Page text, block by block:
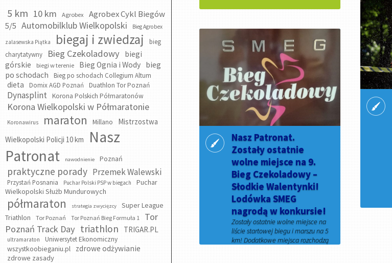
5 km 10 km Agrobex
Agrobex Cykl Biegów
5/5 Automobilklub Wielkopolski Bieg Agrobex
zalasewska Piątka biegaj i zwiedzaj
bieg
charytatywny
Bieg Czekoladowy
biegi
górskie
biegi w terenie Bieg Ognia i Wody bieg
po schodach
Bieg po schodach Collegium Altum
dieta Domix AGD Poznań Duathlon Tor Poznań
Dynasplint Korona Polskich Półmaratonów
Korona Wielkopolski w Półmaratonie
Koronawirus maraton Millano
Mistrzostwa
Wielkopolski Policji 10 km
Nasz
Patronat
nawodnienie Poznań
praktyczne porady Przemek Walewski
Przystań Posnania Puchar Polski PSP w biegach
Puchar
Wielkopolski Służb Mundurowych
półmaraton strategia zwycięzcy
Super League
Triathlon
Tor Poznań Tor Poznań Bieg Formuła 1
Tor
Poznań Track Day triathlon TRIGAR.PL
ultramaraton Uniwersytet Ekonomiczny
wszystkoobieganiu.pl zdrowe odżywianie
zdrowe zasady
Nasz Patronat.
Zostały ostatnie
wolne miejsce na 9.
Bieg Czekoladowy –
Słodkie Walentynki!
Lodówka SMEG
nagrodą w konkursie!
Zostały ostatnie wolne miejsce na
liście startowej biegu i marszu na 5
km! Dodatkowe miejsca rozchodzą